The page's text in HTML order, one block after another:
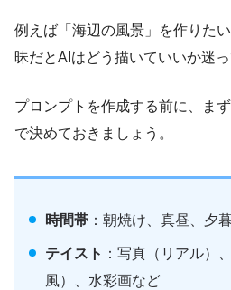
例えば「海辺の風景」を作りた
昧だとAIはどう描いていいか迷
プロンプトを作成する前に、ま
で決めておきましょう。
時間帯 ：朝焼け、真昼、夕
テイスト ：写真（リアル）
風）、水彩画など